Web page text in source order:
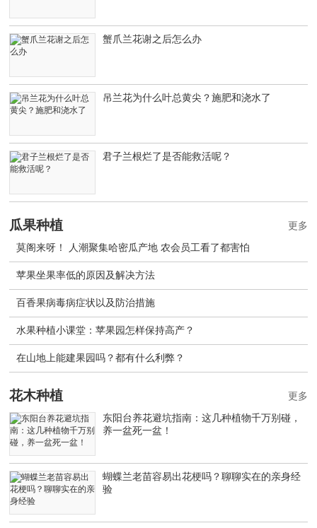
蟹爪兰花谢之后怎么办
吊兰花为什么叶总黄尖？施肥和浇水了
君子兰根烂了是否能救活呢？
瓜果种植
莫阁来呀！ 人潮聚集哈密瓜产地 农会员工看了都害怕
苹果坐果率低的原因及解决方法
百香果病毒病症状以及防治措施
水果种植小课堂：苹果园怎样保持高产？
在山地上能建果园吗？都有什么利弊？
更多
花木种植
东阳台养花避坑指南：这几种植物千万别碰，
养一盆死一盆！
蝴蝶兰老苗容易出花梗吗？聊聊实在的亲身经
验
更多